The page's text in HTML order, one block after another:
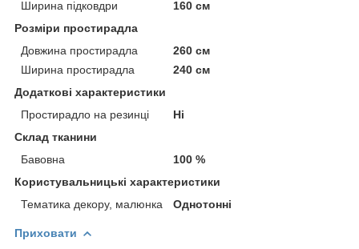
Ширина підковдри
160 см
Розміри простирадла
Довжина простирадла
260 см
Ширина простирадла
240 см
Додаткові характеристики
Простирадло на резинці
Ні
Склад тканини
Бавовна
100 %
Користувальницькі характеристики
Тематика декору, малюнка
Однотонні
Приховати